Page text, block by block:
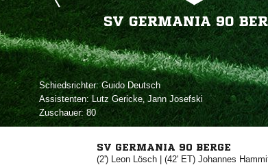
SV GERMANIA 90
Schiedsrichter: 
Assistenten: ,  
Zuschauer:80
SV GERMANIA 90 BERGE
(2') | (42' ET) 